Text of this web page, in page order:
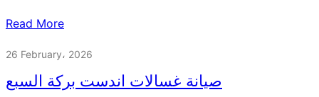
Read More
26 February، 2026
صيانة غسالات اندست بركة السبع